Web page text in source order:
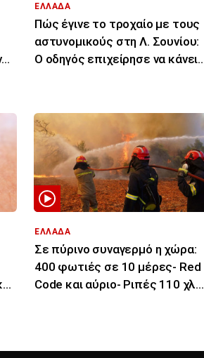
ΕΛΛΑΔΑ
Πώς έγινε το τροχαίο με τους
αστυνομικούς στη Λ. Σουνίου:
Ο οδηγός επιχείρησε να κάνει
ΕΛΛΑΔΑ
Σε πύρινο συναγερμό η χώρα:
400 φωτιές σε 10 μέρες- Red
Code και αύριο- Ριπές 110 χλμ/